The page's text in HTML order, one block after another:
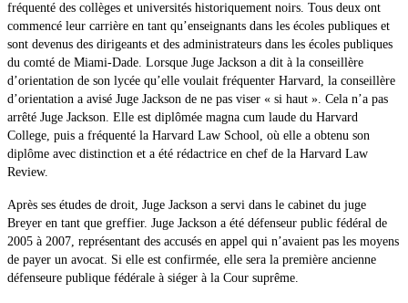
fréquenté des collèges et universités historiquement noirs. Tous deux ont
commencé leur carrière en tant qu’enseignants dans les écoles publiques et
sont devenus des dirigeants et des administrateurs dans les écoles publiques
du comté de Miami-Dade. Lorsque Juge Jackson a dit à la conseillère
d’orientation de son lycée qu’elle voulait fréquenter Harvard, la conseillère
d’orientation a avisé Juge Jackson de ne pas viser « si haut ». Cela n’a pas
arrêté Juge Jackson. Elle est diplômée magna cum laude du Harvard
College, puis a fréquenté la Harvard Law School, où elle a obtenu son
diplôme avec distinction et a été rédactrice en chef de la Harvard Law
Review.
Après ses études de droit, Juge Jackson a servi dans le cabinet du juge
Breyer en tant que greffier. Juge Jackson a été défenseur public fédéral de
2005 à 2007, représentant des accusés en appel qui n’avaient pas les moyens
de payer un avocat. Si elle est confirmée, elle sera la première ancienne
défenseure publique fédérale à siéger à la Cour suprême.